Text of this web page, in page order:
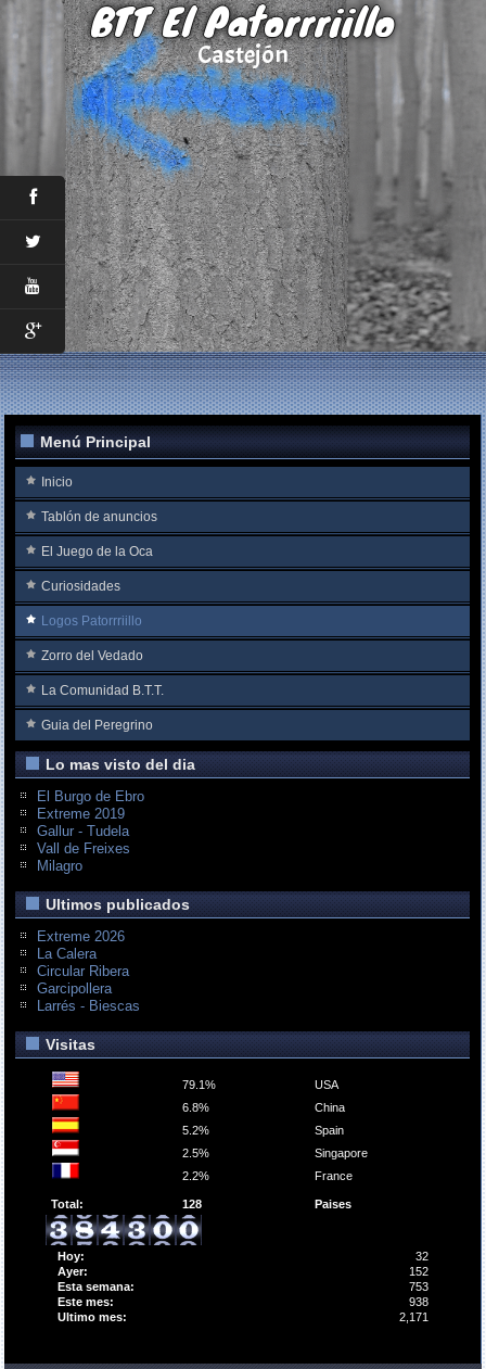
BTT El Patorrriillo
Castejón
Menú Principal
Inicio
Tablón de anuncios
El Juego de la Oca
Curiosidades
Logos Patorrriillo
Zorro del Vedado
La Comunidad B.T.T.
Guia del Peregrino
Lo mas visto del dia
El Burgo de Ebro
Extreme 2019
Gallur - Tudela
Vall de Freixes
Milagro
Ultimos publicados
Extreme 2026
La Calera
Circular Ribera
Garcipollera
Larrés - Biescas
Visitas
79.1%
USA
6.8%
China
5.2%
Spain
2.5%
Singapore
2.2%
France
Total: 128 Paises
Hoy:
32
Ayer:
152
Esta semana:
753
Este mes:
938
Ultimo mes:
2,171